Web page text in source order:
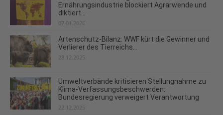
Ernährungsindustrie blockiert Agrarwende und
diktiert...
07.01.2026
Artenschutz-Bilanz: WWF kürt die Gewinner und
Verlierer des Tierreichs...
28.12.2025
Umweltverbände kritisieren Stellungnahme zu
Klima-Verfassungsbeschwerden:
Bundesregierung verweigert Verantwortung
22.12.2025